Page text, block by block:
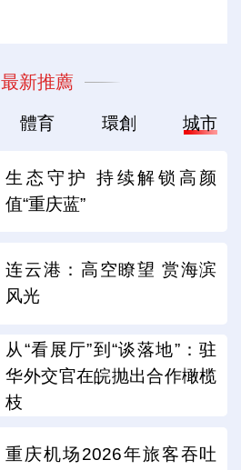
最新推薦
體育 環創 城市
生态守护 持续解锁高颜
值“重庆蓝”
连云港：高空瞭望 赏海滨
风光
从“看展厅”到“谈落地”：驻
华外交官在皖抛出合作橄榄
枝
重庆机场2026年旅客吞吐